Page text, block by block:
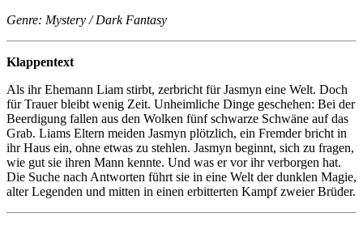
Genre: Mystery / Dark Fantasy
Klappentext
Als ihr Ehemann Liam stirbt, zerbricht für Jasmyn eine Welt. Doch
für Trauer bleibt wenig Zeit. Unheimliche Dinge geschehen: Bei der
Beerdigung fallen aus den Wolken fünf schwarze Schwäne auf das
Grab. Liams Eltern meiden Jasmyn plötzlich, ein Fremder bricht in
ihr Haus ein, ohne etwas zu stehlen. Jasmyn beginnt, sich zu fragen,
wie gut sie ihren Mann kennte. Und was er vor ihr verborgen hat.
Die Suche nach Antworten führt sie in eine Welt der dunklen Magie,
alter Legenden und mitten in einen erbitterten Kampf zweier Brüder.